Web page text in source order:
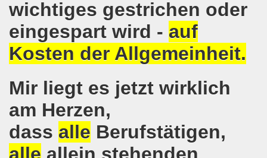
wichtiges gestrichen oder
eingespart wird - auf
Kosten der Allgemeinheit.
Mir liegt es jetzt wirklich
am Herzen,
dass alle Berufstätigen,
am 12.08.2019 - ein begeisterndes Fest
Montagsdemo-Bewegung steigt am 12.08.2019!
diskutierte am 13.05.2019 mit Europawahl-
der Bergleute und ihrer Familien am 17.06.2019 und
diskutiert am 13.05.2019 mit Europawahl-